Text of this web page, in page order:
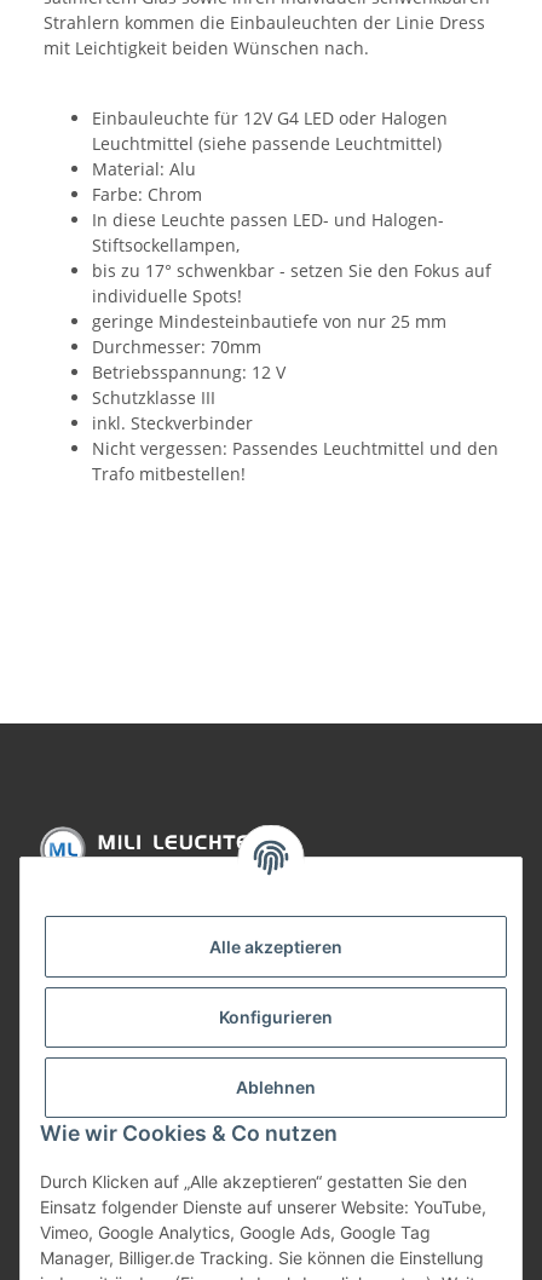
Alle akzeptieren
Konfigurieren
Ablehnen
Wie wir Cookies & Co nutzen
Durch Klicken auf „Alle akzeptieren“ gestatten Sie den
Einsatz folgender Dienste auf unserer Website: YouTube,
Vimeo, Google Analytics, Google Ads, Google Tag
Manager, Billiger.de Tracking. Sie können die Einstellung
Strahlern kommen die Einbauleuchten der Linie Dress
mit Leichtigkeit beiden Wünschen nach.
Einbauleuchte für 12V G4 LED oder Halogen
Leuchtmittel (siehe passende Leuchtmittel)
Material: Alu
Farbe: Chrom
In diese Leuchte passen LED- und Halogen-
Stiftsockellampen,
bis zu 17° schwenkbar - setzen Sie den Fokus auf
individuelle Spots!
geringe Mindesteinbautiefe von nur 25 mm
Durchmesser: 70mm
Betriebsspannung: 12 V
Schutzklasse III
inkl. Steckverbinder
Nicht vergessen: Passendes Leuchtmittel und den
Trafo mitbestellen!
Gesetzliche Informationen
Bezahlung